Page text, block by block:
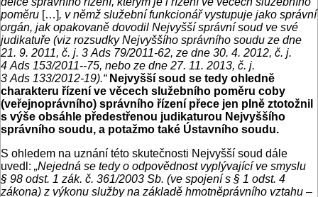
poměru […], v němž služební funkcionář vystupuje jako správní
orgán, jak opakovaně dovodil Nejvyšší správní soud ve své
judikatuře (viz rozsudky Nejvyššího správního soudu ze dne
21. 9. 2011, č. j. 3 Ads 79/2011-62, ze dne 30. 4. 2012, č. j.
4 Ads 153/2011--75, nebo ze dne 27. 11. 2013, č. j.
3 Ads 133/2012-19).“ Nejvyšší soud se tedy ohledně
charakteru řízení ve věcech služebního poměru coby
(veřejnoprávního) správního řízení přece jen plně ztotožnil
s výše obsáhle předestřenou judikaturou Nejvyššího
správního soudu, a potažmo také Ústavního soudu.
S ohledem na uznání této skutečnosti Nejvyšší soud dále
uvedl: „Nejedná se tedy o odpovědnost vyplývající ve smyslu
§ 98 odst. 1 zák. č. 361/2003 Sb. (ve spojení s § 1 odst. 4
zákona) z výkonu služby na základě hmotněprávního vztahu –